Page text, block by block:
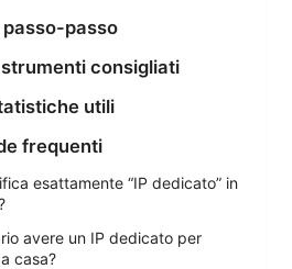
passo
consigliati
utili
frequenti
esattamente “IP dedicato” in
avere un IP dedicato per
casa?